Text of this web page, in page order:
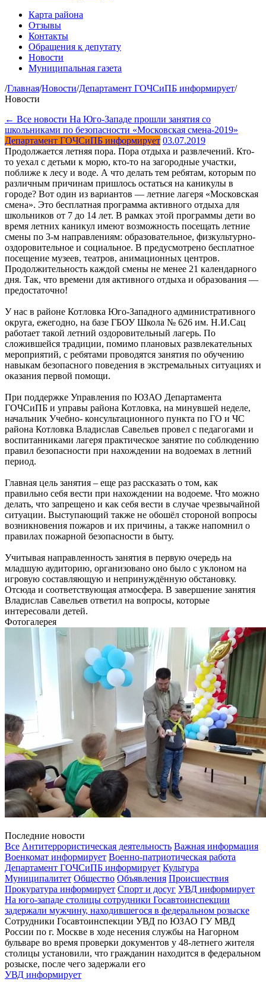
Карта района
Отзывы
Контакты
Обращения к депутату
Новости
Муниципальная газета
/Главная/Новости/Департамент ГОЧСиПБ информирует/
Новости
← Все новости На Юго-Западе прошли занятия со
школьниками по безопасности «Московская смена-2019»
Департамент ГОЧСиПБ информирует 03.07.2019
Продолжается летняя пора. Пора отдыха и развлечений. Кто-
то уехал с детьми к морю, кто-то на загородные участки,
поближе к лесу и воде. А что делать тем ребятам, которым по
различным причинам пришлось остаться на каникулы в
городе? Вот один из вариантов — летние лагеря «Московская
смена». Это бесплатная программа активного отдыха для
школьников от 7 до 14 лет. В рамках этой программы дети во
время летних каникул имеют возможность посещать летние
смены по 3-м направлениям: образовательное, физкультурно-
оздоровительное и социальное. В предусмотрено бесплатное
посещение музеев, театров, анимационных центров.
Продолжительность каждой смены не менее 21 календарного
дня. Так, что времени для активного отдыха и образования —
предостаточно!
У нас в районе Котловка Юго-Западного административного
округа, ежегодно, на базе ГБОУ Школа № 626 им. Н.И.Сац
работает такой летний оздоровительный лагерь. По
сложившейся традиции, помимо плановых развлекательных
мероприятий, с ребятами проводятся занятия по обучению
навыкам безопасного поведения в экстремальных ситуациях и
оказания первой помощи.
При поддержке Управления по ЮЗАО Департамента
ГОЧСиПБ и управы района Котловка, на минувшей неделе,
начальник Учебно- консультационного пункта по ГО и ЧС
района Котловка Владислав Савельев провел с педагогами и
воспитанниками лагеря практическое занятие по соблюдению
правил безопасности при нахождении на водоемах в летний
период.
Главная цель занятия – еще раз рассказать о том, как
правильно себя вести при нахождении на водоеме. Что можно
делать, что запрещено и как себя вести в случае чрезвычайной
ситуации. Выступающий также не обошёл стороной вопросы
возникновения пожаров и их причины, а также напомнил о
правилах пожарной безопасности в быту.
Учитывая направленность занятия в первую очередь на
младшую аудиторию, организовано оно было с уклоном на
игровую составляющую и непринуждённую обстановку.
Отсюда и соответствующая атмосфера. В завершение занятия
Владислав Савельев ответил на вопросы, которые
интересовали детей.
Фотогалерея
Последние новости
Все Антитеррористическая деятельность Важная информация
Военкомат информирует Военно-патриотическая работа
Департамент ГОЧСиПБ информирует Культура
Муниципалитет Общество Объявления Происшествия
Прокуратура информирует Спорт и досуг УВД информирует
На юго-западе столицы сотрудники Госавтоинспекции
задержали мужчину, находившегося в федеральном розыске
Сотрудники Госавтоинспекции УВД по ЮЗАО ГУ МВД
России по г. Москве в ходе несения службы на Нагорном
бульваре во время проверки документов у 48-летнего жителя
столицы установили, что гражданин находится в федеральном
розыске, после чего задержали его
УВД информирует